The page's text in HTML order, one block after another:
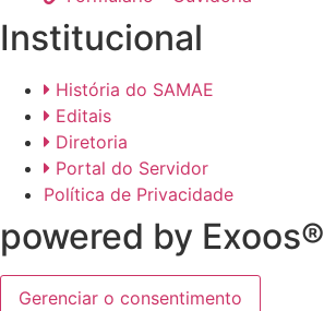
Institucional
História do SAMAE
Editais
Diretoria
Portal do Servidor
Política de Privacidade
powered by Exoos®
Gerenciar o consentimento